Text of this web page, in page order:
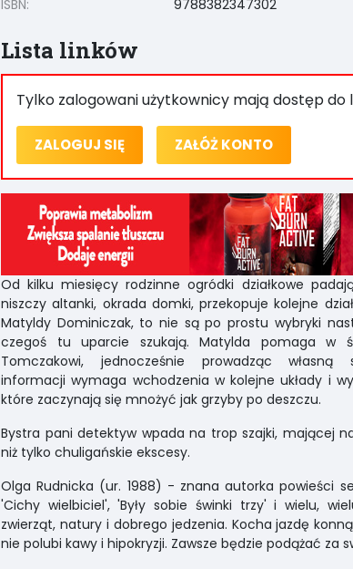
ISBN:
9788382347302
Lista linków
Tylko zalogowani użytkownicy mają dostęp do
ZALOGUJ SIĘ ZAŁÓŻ KONTO
Od kilku miesięcy rodzinne ogródki działkowe
niszczy altanki, okrada domki, przekopuje kolejne
Matyldy Dominiczak, to nie są po prostu wybryki
czegoś tu uparcie szukają. Matylda pomaga w
Tomczakowi, jednocześnie prowadząc własną
informacji wymaga wchodzenia w kolejne układy i
które zaczynają się mnożyć jak grzyby po deszczu.
Bystra pani detektyw wpada na trop szajki, mającej
niż tylko chuligańskie ekscesy.
Olga Rudnicka (ur. 1988) - znana autorka powieści
'Cichy wielbiciel', 'Były sobie świnki trzy' i wielu,
zwierząt, natury i dobrego jedzenia. Kocha jazdę
nie polubi kawy i hipokryzji. Zawsze będzie podążać za